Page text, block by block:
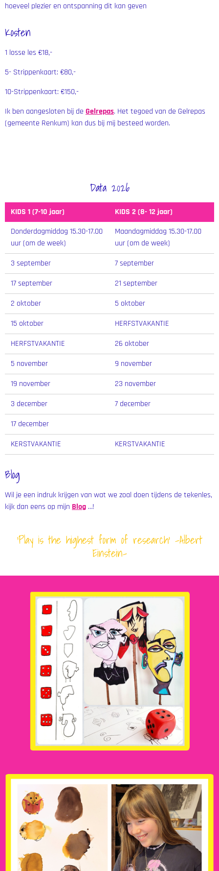
hoeveel plezier en ontspanning dit kan geven
Kosten
1 losse les €18,-
5- Strippenkaart: €80,-
10-Strippenkaart: €150,-
Ik ben aangesloten bij de Gelrepas. Het tegoed van de Gelrepas
(gemeente Renkum) kan dus bij mij besteed worden.
Data 2026
KIDS 1 (7-10 jaar)
KIDS 2 (8- 12 jaar)
Donderdagmiddag 15.30-17.00
uur (om de week)
Maandagmiddag 15.30-17.00
uur (om de week)
3 september
7 september
17 september
21 september
2 oktober
5 oktober
15 oktober
HERFSTVAKANTIE
HERFSTVAKANTIE
26 oktober
5 november
9 november
19 november
23 november
3 december
7 december
17 december
KERSTVAKANTIE
KERSTVAKANTIE
Blog
Wil je een indruk krijgen van wat we zoal doen tijdens de tekenles,
kijk dan eens op mijn Blog …!
'Play is the highest form of research' -Albert
Einstein-